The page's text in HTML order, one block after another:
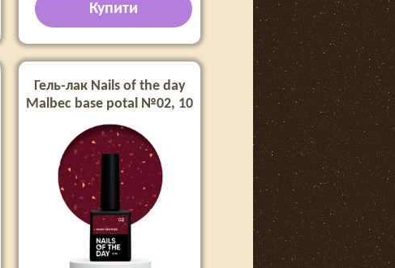
Купити
Гель-лак Nails of the day
Malbec base potal №02, 10
мл